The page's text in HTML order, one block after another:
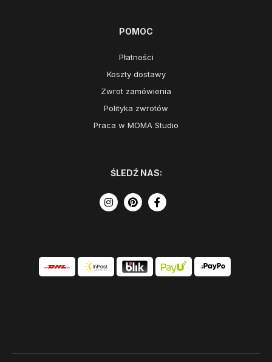
POMOC
Płatności
Koszty dostawy
Zwrot zamówienia
Polityka zwrotów
Praca w MOMA Studio
ŚLEDŹ NAS: